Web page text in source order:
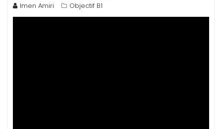
Imen Amiri Objectif B1